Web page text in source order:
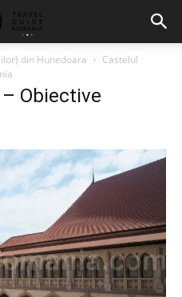
din Hunedoara
Castelul
Obiective